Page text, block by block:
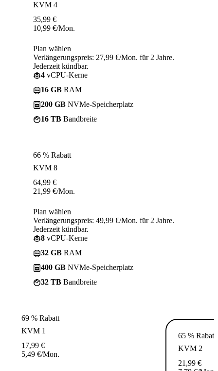
KVM 4
35,99 €
10,99 €/Mon.
Plan wählen
Verlängerungspreis: 27,99 €/Mon. für 2 Jahre.
Jederzeit kündbar.
4 vCPU-Kerne
16 GB RAM
200 GB NVMe-Speicherplatz
16 TB Bandbreite
66 % Rabatt
KVM 8
64,99 €
21,99 €/Mon.
Plan wählen
Verlängerungspreis: 49,99 €/Mon. für 2 Jahre.
Jederzeit kündbar.
8 vCPU-Kerne
32 GB RAM
400 GB NVMe-Speicherplatz
32 TB Bandbreite
69 % Rabatt
KVM 1
17,99 €
5,49 €/Mon.
65 % Rabatt
KVM 2
21,99 €